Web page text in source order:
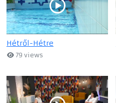
Hétről-Hétre
79 views